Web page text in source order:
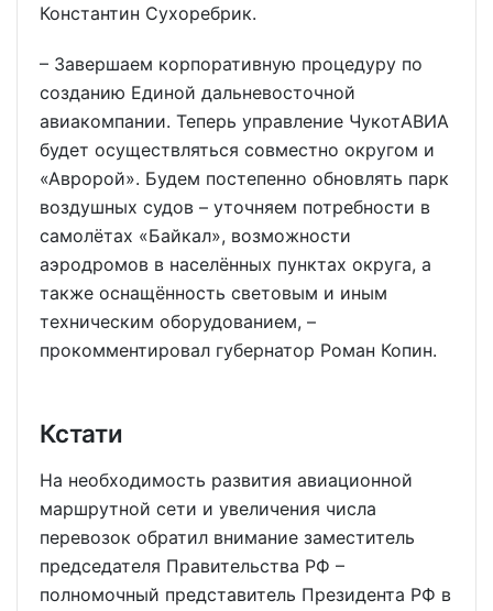
Константин Сухоребрик.
– Завершаем корпоративную процедуру по
созданию Единой дальневосточной
авиакомпании. Теперь управление ЧукотАВИА
будет осуществляться совместно округом и
«Авророй». Будем постепенно обновлять парк
воздушных судов – уточняем потребности в
самолётах «Байкал», возможности
аэродромов в населённых пунктах округа, а
также оснащённость световым и иным
техническим оборудованием, –
прокомментировал губернатор Роман Копин.
Кстати
На необходимость развития авиационной
маршрутной сети и увеличения числа
перевозок обратил внимание заместитель
председателя Правительства РФ –
полномочный представитель Президента РФ в